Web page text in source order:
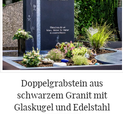
Doppelgrabstein aus
schwarzem Granit mit
Glaskugel und Edelstahl